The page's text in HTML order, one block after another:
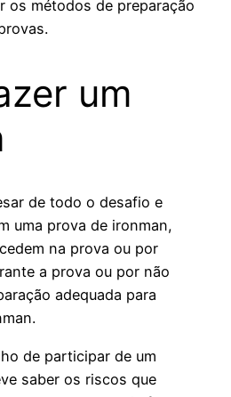
os métodos de preparação
um
de todo o desafio e
uma prova de ironman,
na prova ou por
a prova ou por não
adequada para
de participar de um
saber os riscos que